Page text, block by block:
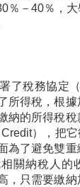
％－40％，
了稅務協定
所得稅，根據
納的所得稅
），把
為了避免雙
關納稅人的
，只需要繳